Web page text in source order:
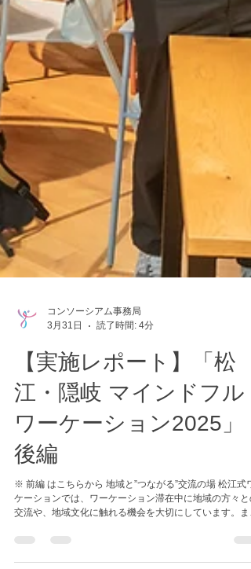
コンソーシアム事務局
3月31日
読了時間: 4分
【実施レポート】「松
江・隠岐 マインドフル
ワーケーション2025」
後編
ケーションでは、ワーケーション滞在中に地域の方々と